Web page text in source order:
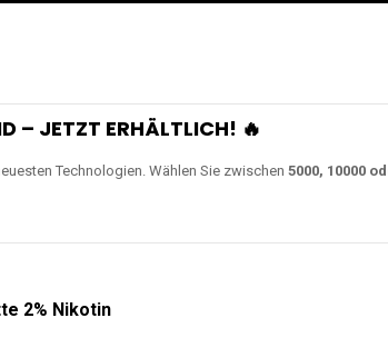
– JETZT ERHÄLTLICH! 🔥
Technologien. Wählen Sie zwischen 5000, 10000
2% Nikotin